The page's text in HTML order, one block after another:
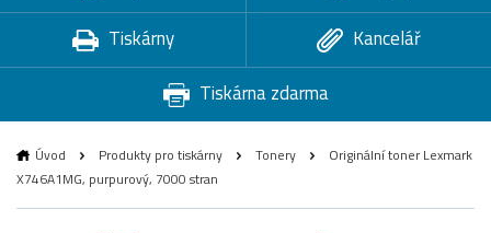
Tiskárny
Kancelář
Tiskárna zdarma
Úvod Produkty pro tiskárny Tonery
Originální toner Lexmark
X746A1MG, purpurový, 7000 stran